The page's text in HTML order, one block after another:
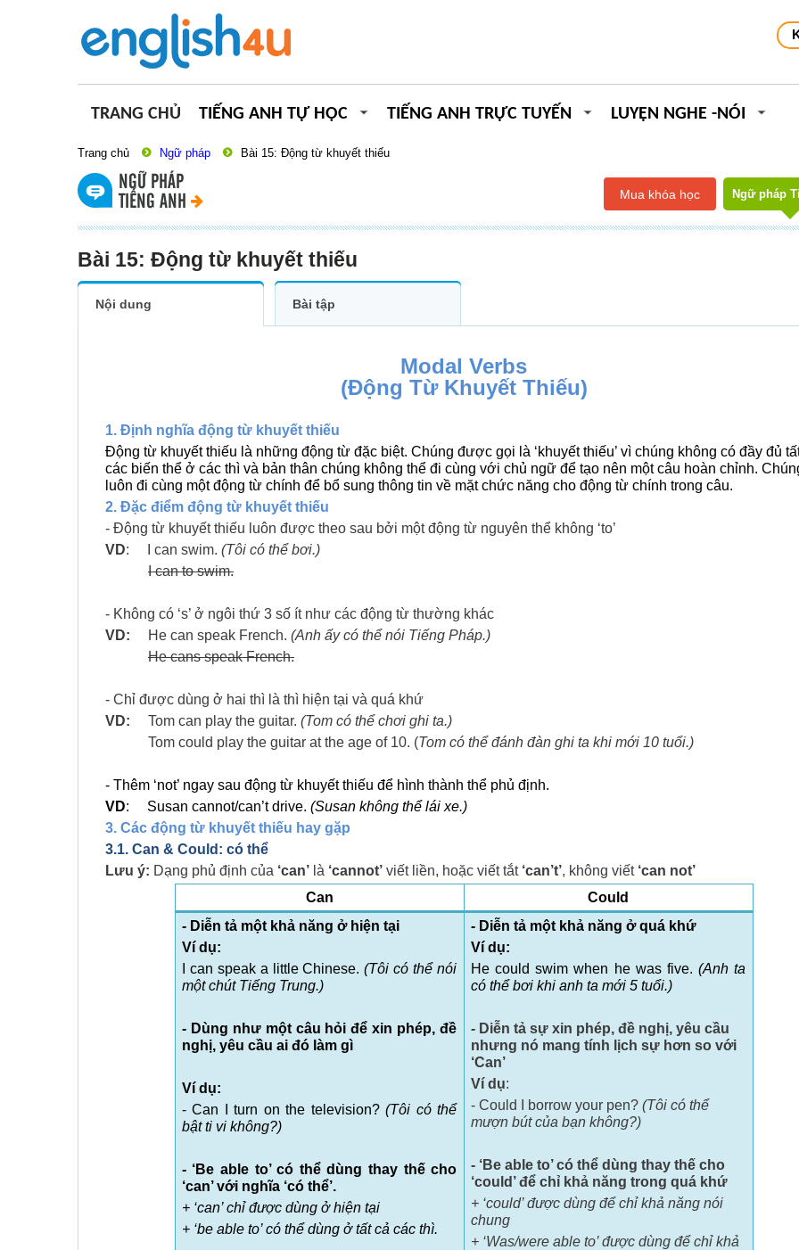
TRANG CHỦ TIẾNG ANH TỰ HỌC TIẾNG ANH TRỰC TUYẾN LUYỆN NGHE -NÓI
Trang chủ Ngữ pháp Bài 15: Động từ khuyết thiếu
NGỮ PHÁP
TIẾNG ANH
Mua khóa học Ngữ pháp
Bài 15: Động từ khuyết thiếu
Nội dung Bài tập
Modal Verbs
(Động Từ Khuyết Thiếu)
1. Định nghĩa động từ khuyết thiếu
Động từ khuyết thiếu là những động từ đặc biệt. Chúng được gọi là ‘khuyết thiếu’ vì chúng không có đầy đủ
các biến thể ở các thì và bản thân chúng không thể đi cùng với chủ ngữ để tạo nên một câu hoàn chỉnh.
luôn đi cùng một động từ chính để bổ sung thông tin về mặt chức năng cho động từ chính trong câu.
2. Đặc điểm động từ khuyết thiếu
- Động từ khuyết thiếu luôn được theo sau bởi một động từ nguyên thể không ‘to’
VD: I can swim. (Tôi có thể bơi.)
I can to swim.
- Không có ‘s’ ở ngôi thứ 3 số ít như các động từ thường khác
VD: He can speak French. (Anh ấy có thể nói Tiếng Pháp.)
He cans speak French.
- Chỉ được dùng ở hai thì là thì hiện tại và quá khứ
VD: Tom can play the guitar. (Tom có thể chơi ghi ta.)
Tom could play the guitar at the age of 10. (Tom có thể đánh đàn ghi ta khi mới 10 tuổi.)
- Thêm ‘not’ ngay sau động từ khuyết thiếu để hình thành thể phủ định.
VD: Susan cannot/can’t drive. (Susan không thể lái xe.)
3. Các động từ khuyết thiếu hay gặp
3.1. Can & Could: có thể
Lưu ý: Dạng phủ định của ‘can’ là ‘cannot’ viết liền, hoặc viết tắt ‘can’t’, không viết ‘can not’
Can
Could
- Diễn tả một khả năng ở hiện tại
Ví dụ:
I can speak a little Chinese.(Tôi có thể nói
một chút Tiếng Trung.)
- Dùng như một câu hỏi để xin phép, đề
nghị, yêu cầu ai đó làm gì
Ví dụ:
- Can I turn on the television?(Tôi có thể
bật ti vi không?)
- ‘Be able to’ có thể dùng thay thế cho
‘can’ với nghĩa ‘có thể’.
+ ‘can’ chỉ được dùng ở hiện tại
+ ‘be able to’ có thể dùng ở tất cả các thì.
- Diễn tả một khả năng ở quá khứ
Ví dụ:
He could swim when he was five.(Anh ta
có thể bơi khi anh ta mới 5 tuổi.)
- Diễn tả sự xin phép, đề nghị, yêu cầu
nhưng nó mang tính lịch sự hơn so với
‘Can’
Ví dụ:
- Could I borrow your pen? (Tôi có thể
mượn bút của bạn không?)
- ‘Be able to’ có thể dùng thay thế cho
‘could’ để chỉ khả năng trong quá khứ
+ ‘could’ được dùng để chỉ khả năng nói
chung
+ ‘Was/were able to’ được dùng để chỉ khả